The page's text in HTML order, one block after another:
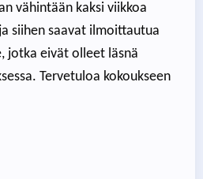
vähintään kaksi viikkoa
siihen saavat ilmoittautua
jotka eivät olleet läsnä
Tervetuloa kokoukseen